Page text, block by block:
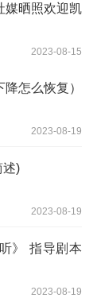
媒晒照欢迎凯
2023-08-15
怎么恢复）
2023-08-19
述)
2023-08-19
》 指导剧本
2023-08-19